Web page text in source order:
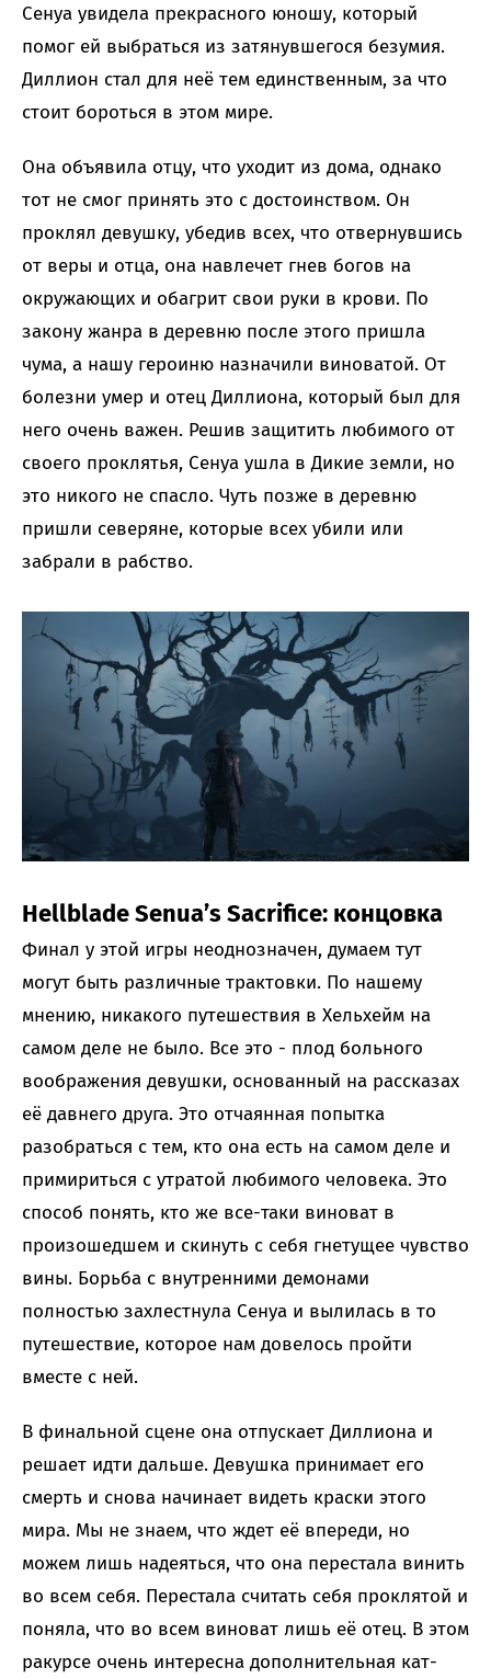
Сенуа увидела прекрасного юношу, который
помог ей выбраться из затянувшегося безумия.
Диллион стал для неё тем единственным, за что
стоит бороться в этом мире.
Она объявила отцу, что уходит из дома, однако
тот не смог принять это с достоинством. Он
проклял девушку, убедив всех, что отвернувшись
от веры и отца, она навлечет гнев богов на
окружающих и обагрит свои руки в крови. По
закону жанра в деревню после этого пришла
чума, а нашу героиню назначили виноватой. От
болезни умер и отец Диллиона, который был для
него очень важен. Решив защитить любимого от
своего проклятья, Сенуа ушла в Дикие земли, но
это никого не спасло. Чуть позже в деревню
пришли северяне, которые всех убили или
забрали в рабство.
Hellblade Senua’s Sacrifice: концовка
Финал у этой игры неоднозначен, думаем тут
могут быть различные трактовки. По нашему
мнению, никакого путешествия в Хельхейм на
самом деле не было. Все это - плод больного
воображения девушки, основанный на рассказах
её давнего друга. Это отчаянная попытка
разобраться с тем, кто она есть на самом деле и
примириться с утратой любимого человека. Это
способ понять, кто же все-таки виноват в
произошедшем и скинуть с себя гнетущее чувство
вины. Борьба с внутренними демонами
полностью захлестнула Сенуа и вылилась в то
путешествие, которое нам довелось пройти
вместе с ней.
В финальной сцене она отпускает Диллиона и
решает идти дальше. Девушка принимает его
смерть и снова начинает видеть краски этого
мира. Мы не знаем, что ждет её впереди, но
можем лишь надеяться, что она перестала винить
во всем себя. Перестала считать себя проклятой и
поняла, что во всем виноват лишь её отец. В этом
ракурсе очень интересна дополнительная кат-